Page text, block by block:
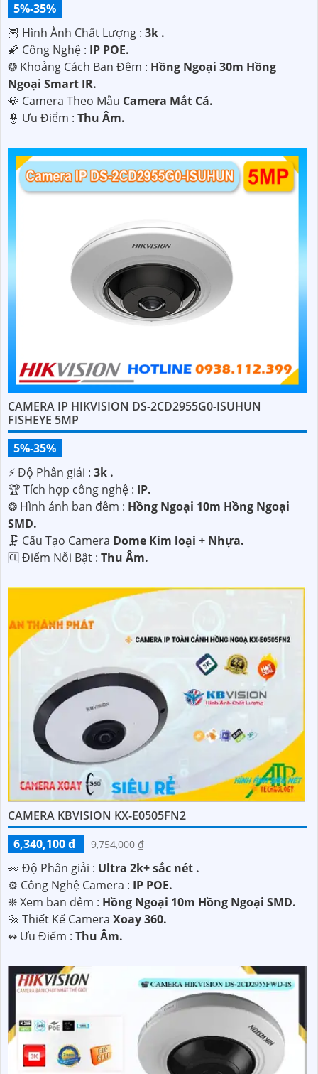
5%-35%
🦉 Hình Ành Chất Lượng : 3k .
🌠 Công Nghệ : IP POE.
❂ Khoảng Cách Ban Đêm : Hồng Ngoại 30m Hồng
Ngoại Smart IR.
💎 Camera Theo Mẫu Camera Mắt Cá.
️👮 Ưu Điểm : Thu Âm.
CAMERA IP HIKVISION DS-2CD2955G0-ISUHUN
FISHEYE 5MP
5%-35%
️⚡ Độ Phân giải : 3k .
🏆 Tích hợp công nghệ : IP.
❂ Hình ảnh ban đêm : Hồng Ngoại 10m Hồng Ngoại
SMD.
🗜️ Cấu Tạo Camera Dome Kim loại + Nhựa.
️🆑 Điểm Nỗi Bật : Thu Âm.
CAMERA KBVISION KX-E0505FN2
6,340,100 ₫
9,754,000 ₫
️👀 Độ Phân giải : Ultra 2k+ sắc nét .
⚙ Công Nghệ Camera : IP POE.
❈ Xem ban đêm : Hồng Ngoại 10m Hồng Ngoại SMD.
🔩 Thiết Kế Camera Xoay 360.
️↭ Ưu Điểm : Thu Âm.